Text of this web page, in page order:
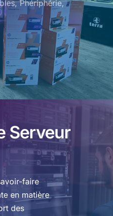
Phériphérie,
Serveur
faire
en matière
des